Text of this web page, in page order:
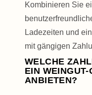
Kombinieren Sie
Ladezeiten und
mit gängigen
WELCHE
EIN
ANBIETEN?